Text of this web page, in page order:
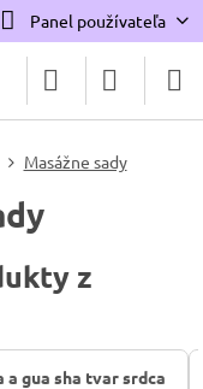
Panel používateľa
Masážne sady
z
a gua sha tvar srdca